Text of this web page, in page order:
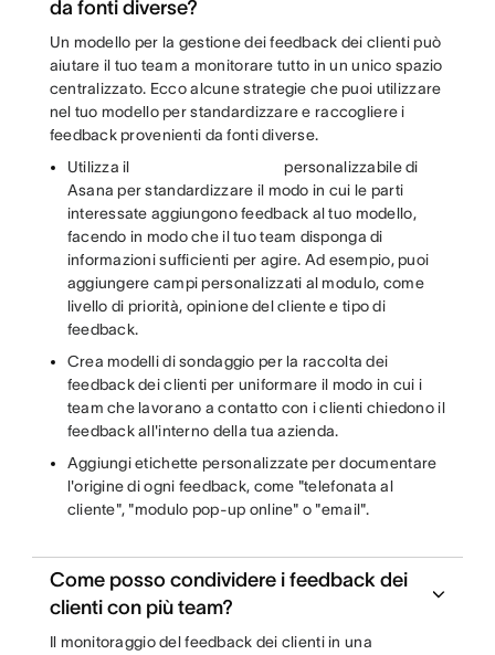
da fonti diverse?
Un modello per la gestione dei feedback dei clienti può
aiutare il tuo team a monitorare tutto in un unico spazio
centralizzato. Ecco alcune strategie che puoi utilizzare
nel tuo modello per standardizzare e raccogliere i
feedback provenienti da fonti diverse.
Utilizza il
personalizzabile di
Asana per standardizzare il modo in cui le parti
interessate aggiungono feedback al tuo modello,
facendo in modo che il tuo team disponga di
informazioni sufficienti per agire. Ad esempio, puoi
aggiungere campi personalizzati al modulo, come
livello di priorità, opinione del cliente e tipo di
feedback.
Crea modelli di sondaggio per la raccolta dei
feedback dei clienti per uniformare il modo in cui i
team che lavorano a contatto con i clienti chiedono il
feedback all'interno della tua azienda.
Aggiungi etichette personalizzate per documentare
l'origine di ogni feedback, come "telefonata al
cliente", "modulo pop-up online" o "email".
Come posso condividere i feedback dei
clienti con più team?
Il monitoraggio del feedback dei clienti in una